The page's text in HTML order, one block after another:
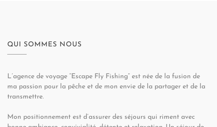
QUI SOMMES NOUS
L’agence de voyage “Escape Fly Fishing” est née de la fusion de
ma passion pour la pêche et de mon envie de la partager et de la
transmettre.
Mon positionnement est d’assurer des séjours qui riment avec